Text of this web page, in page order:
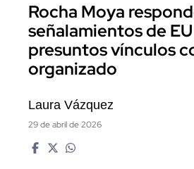
Rocha Moya
señalamientos de
presuntos vínculos
organizado
Laura Vázquez
29 de abril de 2026